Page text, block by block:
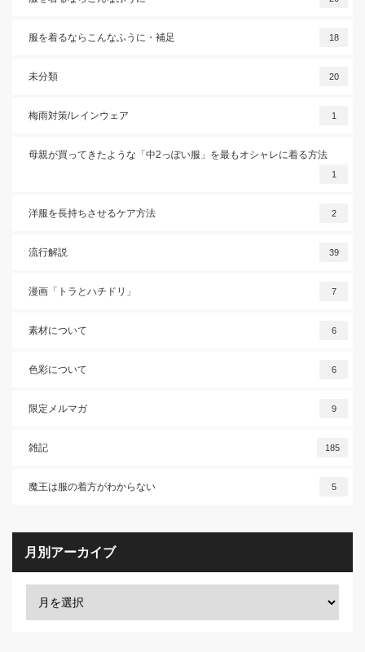
服を着るならこんなふうに・補足 18
未分類 20
梅雨対策/レインウェア 1
母親が買ってきたような「中2っぽい服」を最もオシャレに着る方法
1
洋服を長持ちさせるケア方法 2
流行解説 39
漫画「トラとハチドリ」 7
素材について 6
色彩について 6
限定メルマガ 9
雑記 185
魔王は服の着方がわからない 5
月別アーカイブ